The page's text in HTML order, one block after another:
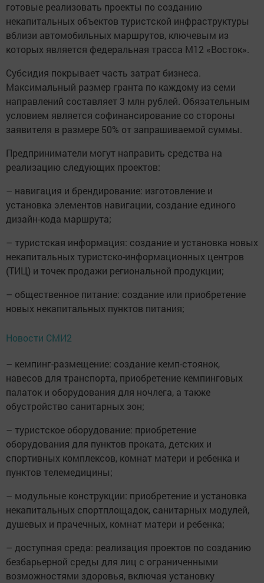
готовые реализовать проекты по созданию
некапитальных объектов туристской инфраструктуры
вблизи автомобильных маршрутов, ключевым из
которых является федеральная трасса М12 «Восток».
Субсидия покрывает часть затрат бизнеса.
Максимальный размер гранта по каждому из семи
направлений составляет 3 млн рублей. Обязательным
условием является софинансирование со стороны
заявителя в размере 50% от запрашиваемой суммы.
Предприниматели могут направить средства на
реализацию следующих проектов:
– навигация и брендирование: изготовление и
установка элементов навигации, создание единого
дизайн-кода маршрута;
– туристская информация: создание и установка новых
некапитальных туристско-информационных центров
(ТИЦ) и точек продажи региональной продукции;
– общественное питание: создание или приобретение
новых некапитальных пунктов питания;
Новости СМИ2
– кемпинг-размещение: создание кемп-стоянок,
навесов для транспорта, приобретение кемпинговых
палаток и оборудования для ночлега, а также
обустройство санитарных зон;
– туристское оборудование: приобретение
оборудования для пунктов проката, детских и
спортивных комплексов, комнат матери и ребенка и
пунктов телемедицины;
– модульные конструкции: приобретение и установка
некапитальных спортплощадок, санитарных модулей,
душевых и прачечных, комнат матери и ребенка;
– доступная среда: реализация проектов по созданию
безбарьерной среды для лиц с ограниченными
возможностями здоровья, включая установку